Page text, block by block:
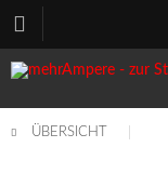
ÜBERSICHT